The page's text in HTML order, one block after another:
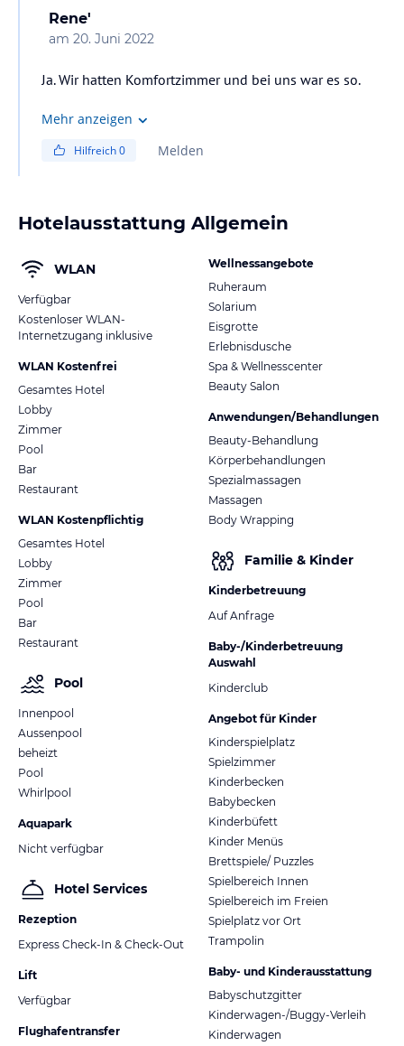
Rene'
am 20. Juni 2022
Ja. Wir hatten Komfortzimmer und bei uns war es so.
Mehr anzeigen
Hilfreich0 Melden
Hotelausstattung Allgemein
WLAN
Verfügbar
Kostenloser WLAN-
Internetzugang inklusive
WLAN Kostenfrei
Gesamtes Hotel
Lobby
Zimmer
Pool
Bar
Restaurant
WLAN Kostenpflichtig
Gesamtes Hotel
Lobby
Zimmer
Pool
Bar
Restaurant
Pool
Innenpool
Aussenpool
beheizt
Pool
Whirlpool
Aquapark
Nicht verfügbar
Hotel Services
Rezeption
Express Check-In & Check-Out
Lift
Verfügbar
Flughafentransfer
Wellnessangebote
Ruheraum
Solarium
Eisgrotte
Erlebnisdusche
Spa & Wellnesscenter
Beauty Salon
Anwendungen/Behandlungen
Beauty-Behandlung
Körperbehandlungen
Spezialmassagen
Massagen
Body Wrapping
Familie & Kinder
Kinderbetreuung
Auf Anfrage
Baby-/Kinderbetreuung
Auswahl
Kinderclub
Angebot für Kinder
Kinderspielplatz
Spielzimmer
Kinderbecken
Babybecken
Kinderbüfett
Kinder Menüs
Brettspiele/ Puzzles
Spielbereich Innen
Spielbereich im Freien
Spielplatz vor Ort
Trampolin
Baby- und Kinderausstattung
Babyschutzgitter
Kinderwagen-/Buggy-Verleih
Kinderwagen